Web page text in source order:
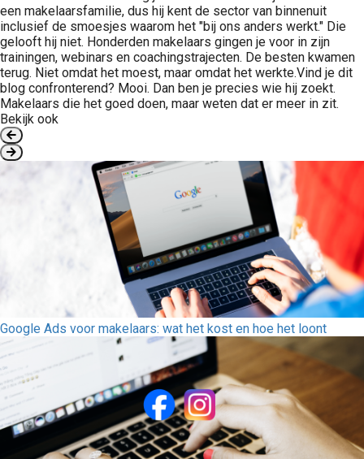
een makelaarsfamilie, dus hij kent de sector van binnenuit
inclusief de smoesjes waarom het "bij ons anders werkt." Die
gelooft hij niet. Honderden makelaars gingen je voor in zijn
trainingen, webinars en coachingstrajecten. De besten kwamen
terug. Niet omdat het moest, maar omdat het werkte.Vind je dit
blog confronterend? Mooi. Dan ben je precies wie hij zoekt.
Makelaars die het goed doen, maar weten dat er meer in zit.
Bekijk ook
Google Ads voor makelaars: wat het kost en hoe het loont